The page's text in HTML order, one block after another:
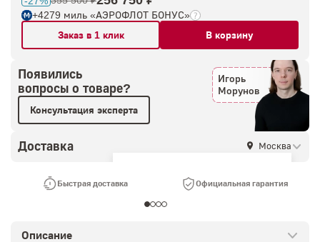
+4279 миль «АЭРОФЛОТ БОНУС»
Заказ в 1 клик
В корзину
Появились
вопросы о товаре?
Консультация эксперта
Игорь
Морунов
Доставка Москва
Быстрая доставка Официальная гарантия
Описание